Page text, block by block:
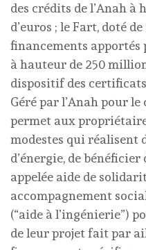
des crédits de l’Anah
d’euros ; le Fart, doté
financements apportés
à hauteur de 250
dispositif des certificats
Géré par l’Anah pour le
permet aux
modestes qui réalisent
d’énergie, de
appelée aide de
accompagnement
(“aide à l’ingénierie”)
de leur projet fait par